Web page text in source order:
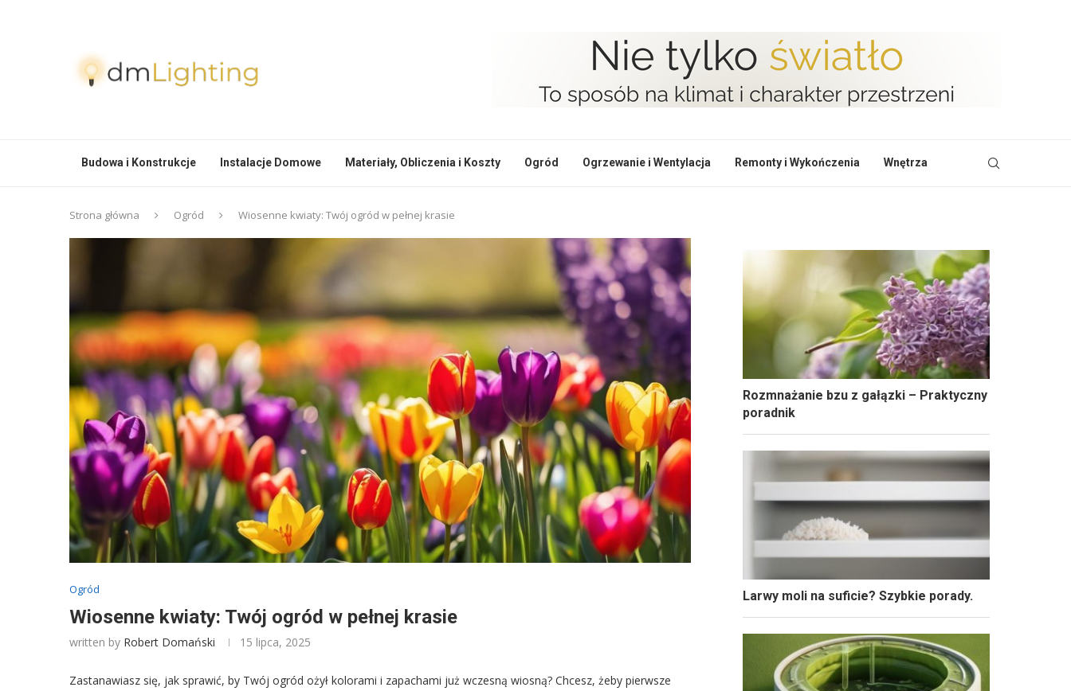
Budowa i Konstrukcje Instalacje Domowe Materiały, Obliczenia i Koszty Ogród Ogrzewanie i Wentylacja Remonty i Wykończenia Wnętrza
Strona główna Ogród Wiosenne kwiaty: Twój ogród w pełnej krasie
Ogród
Wiosenne kwiaty: Twój ogród w pełnej krasie
written by Robert Domański 15 lipca, 2025
Zastanawiasz się, jak sprawić, by Twój ogród ożył kolorami i zapachami już wczesną wiosną? Chcesz, żeby pierwsze
Rozmnażanie bzu z gałązki – Praktyczny
poradnik
Larwy moli na suficie? Szybkie porady.